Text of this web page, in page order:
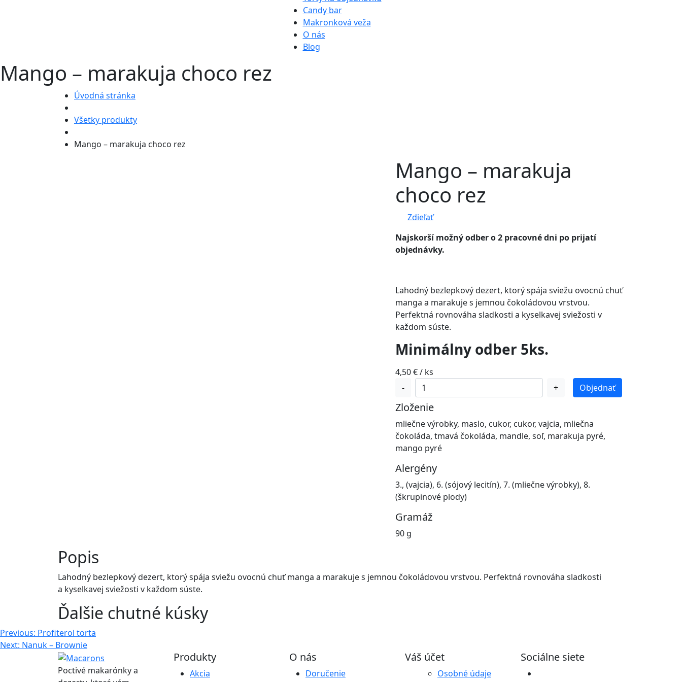
Candy bar
Makronková veža
O nás
Blog
Mango – marakuja choco rez
Úvodná stránka
Všetky produkty
Mango – marakuja choco rez
Mango – marakuja
choco rez
Zdieľať
Najskorší možný odber o 2 pracovné dni po prijatí
objednávky.
Lahodný bezlepkový dezert, ktorý spája sviežu ovocnú chuť
manga a marakuje s jemnou čokoládovou vrstvou.
Perfektná rovnováha sladkosti a kyselkavej sviežosti v
každom súste.
Minimálny odber 5ks.
4,50€/ ks
-
množstvo
Mango
-
marakuja
choco
rez
+ Objednať
Zloženie
mliečne výrobky, maslo, cukor, cukor, vajcia, mliečna
čokoláda, tmavá čokoláda, mandle, soľ, marakuja pyré,
mango pyré
Alergény
3., (vajcia), 6. (sójový lecitín), 7. (mliečne výrobky), 8.
(škrupinové plody)
Gramáž
90 g
Popis
Lahodný bezlepkový dezert, ktorý spája sviežu ovocnú chuť manga a marakuje s jemnou čokoládovou vrstvou. Perfektná rovnováha sladkosti
a kyselkavej sviežosti v každom súste.
Ďalšie chutné kúsky
Navigácia
v
Previous: Profiterol torta
Next: Nanuk – Brownie
Poctivé makarónky a
Produkty
Akcia
O nás
Doručenie
Váš účet
Osobné údaje
Sociálne siete